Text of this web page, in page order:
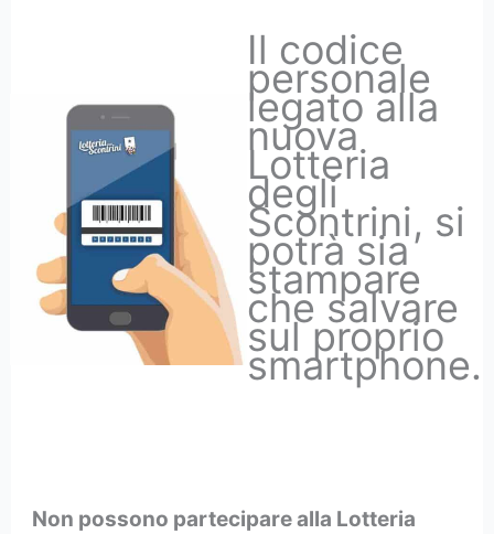
Il codice
personale
legato alla
nuova
Lotteria
degli
Scontrini, si
potrà sia
stampare
che salvare
sul proprio
smartphone.
Non possono partecipare alla Lotteria